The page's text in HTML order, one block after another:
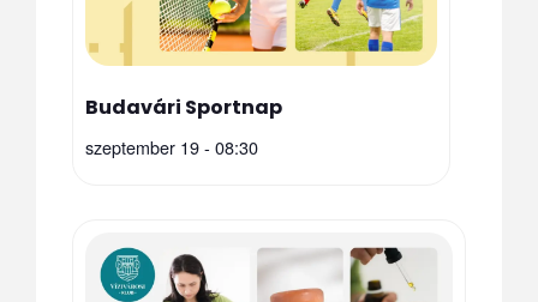
Budavári Sportnap
szeptember 19 - 08:30